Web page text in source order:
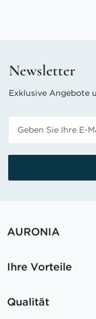
Newsletter
Exklusive Angebote
AURONIA
Ihre Vorteile
Qualität